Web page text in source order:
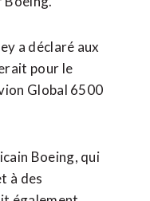
a déclaré aux
pour le
Global 6500
Boeing, qui
à des